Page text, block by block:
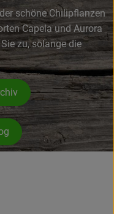
schöne Chilipflanzen
Capela und Aurora
zu, solange die